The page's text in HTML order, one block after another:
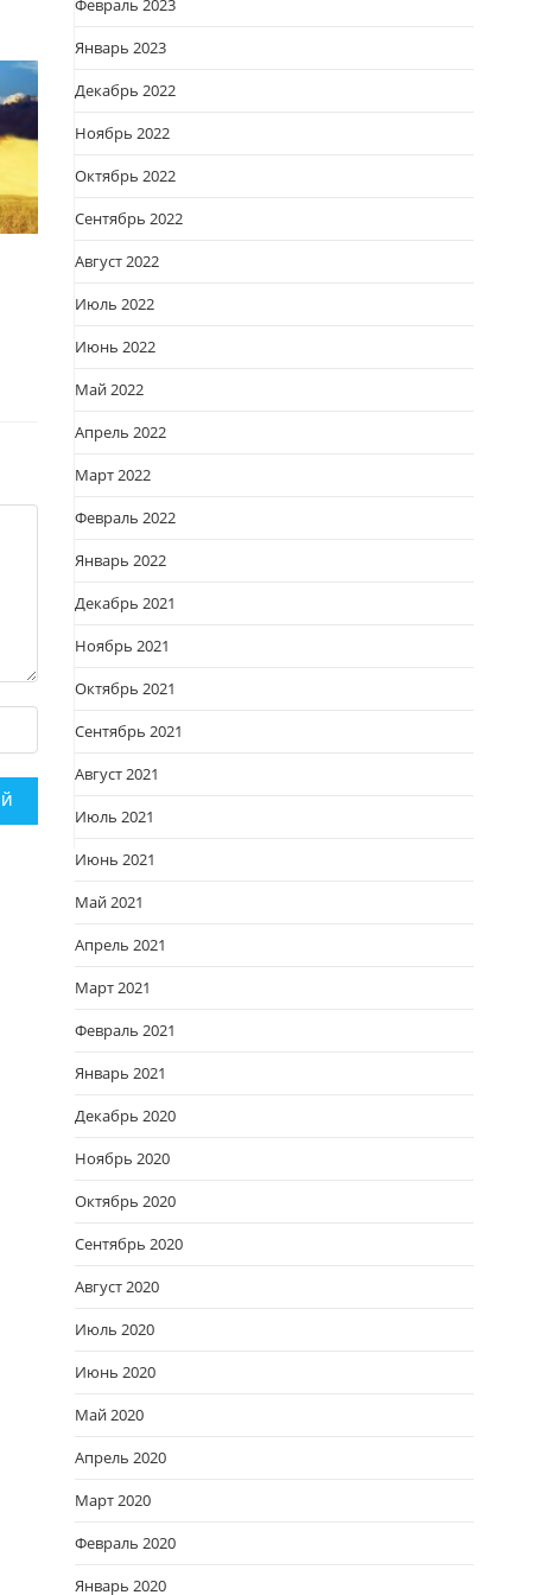
Февраль 2023
Январь 2023
Декабрь 2022
Ноябрь 2022
Октябрь 2022
Сентябрь 2022
Август 2022
Июль 2022
Июнь 2022
Май 2022
Апрель 2022
Март 2022
Февраль 2022
Январь 2022
Декабрь 2021
Ноябрь 2021
Октябрь 2021
Сентябрь 2021
Август 2021
Июль 2021
Июнь 2021
Май 2021
Апрель 2021
Март 2021
Февраль 2021
Январь 2021
Декабрь 2020
Ноябрь 2020
Октябрь 2020
Сентябрь 2020
Август 2020
Июль 2020
Июнь 2020
Май 2020
Апрель 2020
Март 2020
Февраль 2020
Январь 2020